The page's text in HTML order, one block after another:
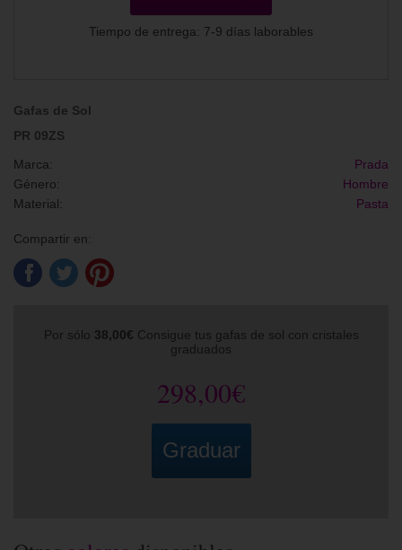
Tiempo de entrega: 7-9 días laborables
Gafas de Sol
PR 09ZS
Marca:
Prada
Género:
Hombre
Material:
Pasta
Compartir en:
Por sólo 38,00€ Consigue tus gafas de sol con cristales
graduados
298,00€
Graduar